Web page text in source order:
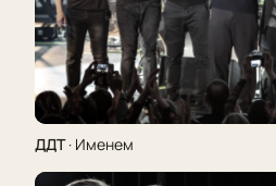
ДДТ· Именем